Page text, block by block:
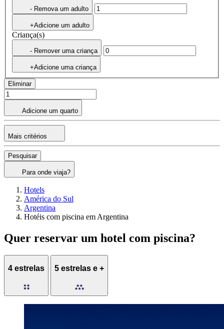
- Remova um adulto
+Adicione um adulto
Criança(s)
- Remover uma criança
+Adicione uma criança
Eliminar
Adicione um quarto
Mais critérios
Pesquisar
Para onde viaja?
Hotels
América do Sul
Argentina
Hotéis com piscina em Argentina
Quer reservar um hotel com piscina?
4 estrelas 5 estrelas e +